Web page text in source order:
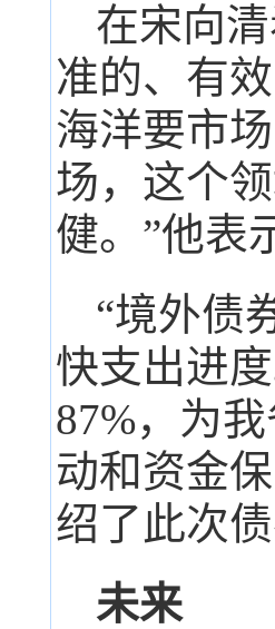
在宋向
准的、有
海洋要市
场，这个
健。”他表
“境外债
快支出进
87%，为
动和资金
绍了此次
未来